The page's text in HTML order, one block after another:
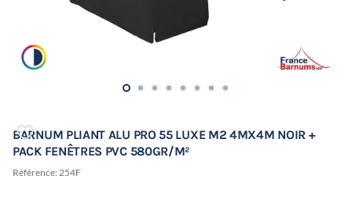
BARNUM PLIANT ALU PRO 55 LUXE M2 4MX4M NOIR +
PACK FENÊTRES PVC 580GR/M²
Référence: 254F